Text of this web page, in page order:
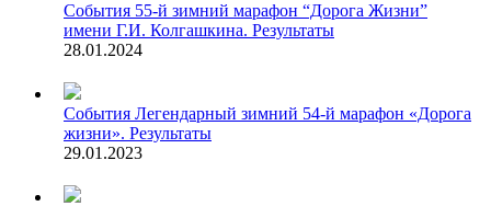
События 55-й зимний марафон “Дорога Жизни”
имени Г.И. Колгашкина. Результаты
28.01.2024
События Легендарный зимний 54-й марафон «Дорога
жизни». Результаты
29.01.2023